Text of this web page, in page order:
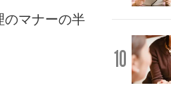
のマナーの半
10